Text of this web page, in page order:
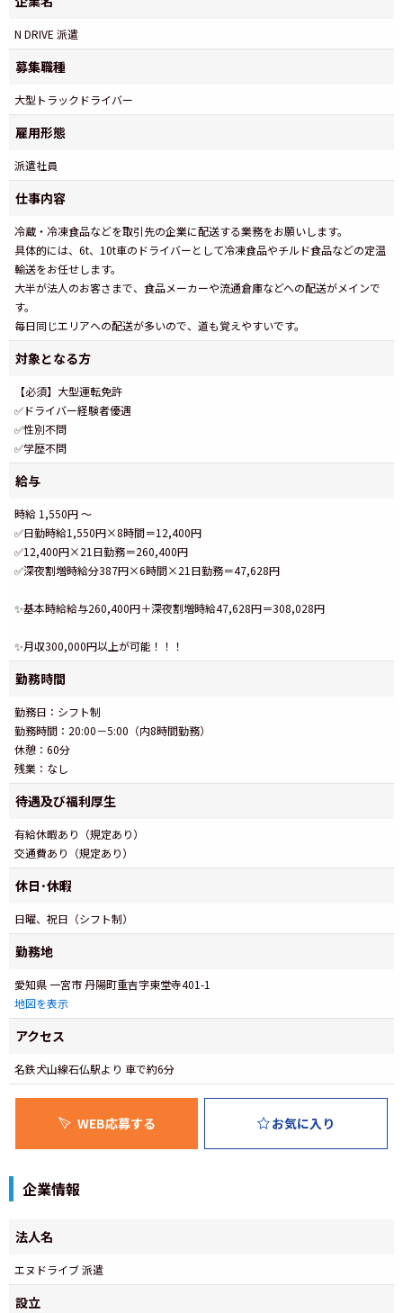
N DRIVE 派遣
募集職種
大型トラックドライバー
雇用形態
派遣社員
仕事内容
冷蔵・冷凍食品などを取引先の企業に配送する業務をお願いします。
具体的には、6t、10t車のドライバーとして冷凍食品やチルド食品などの定温
輸送をお任せします。
大半が法人のお客さまで、食品メーカーや流通倉庫などへの配送がメインで
す。
毎日同じエリアへの配送が多いので、道も覚えやすいです。
対象となる方
【必須】大型運転免許
✅ドライバー経験者優遇
✅性別不問
✅学歴不問
給与
時給 1,550円 ～
✅日勤時給1,550円×8時間＝12,400円
✅12,400円×21日勤務＝260,400円
✅深夜割増時給分387円×6時間×21日勤務＝47,628円
✨基本時給給与260,400円＋深夜割増時給47,628円＝308,028円
✨月収300,000円以上が可能！！！
勤務時間
勤務日：シフト制
勤務時間：20:00－5:00（内8時間勤務）
休憩：60分
残業：なし
待遇及び福利厚生
有給休暇あり（規定あり）
交通費あり（規定あり）
休日･休暇
日曜、祝日（シフト制）
勤務地
愛知県 一宮市 丹陽町重吉字東堂寺401-1
地図を表示
アクセス
名鉄犬山線石仏駅より 車で約6分
WEB応募する お気に入り
企業情報
法人名
エヌドライブ 派遣
設立